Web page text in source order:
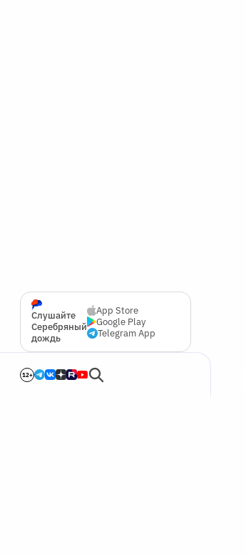
Слушайте
Серебряный
дождь
App Store
Google Play
Telegram App
12+